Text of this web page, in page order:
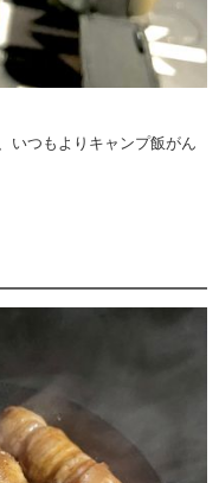
いつもよりキャンプ飯がん